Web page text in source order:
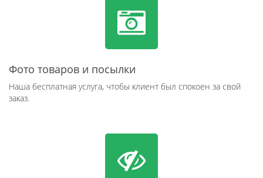
Фото товаров и посылки
Наша бесплатная услуга, чтобы клиент был спокоен за свой
заказ.